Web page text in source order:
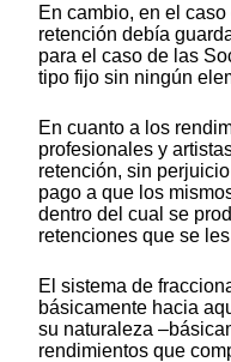
En cambio, en el
retención debía
para el caso de las
tipo fijo sin ningún
En cuanto a los
profesionales y
retención, sin
pago a que los
dentro del cual se
retenciones que se
El sistema de
básicamente hacia
su naturaleza
rendimientos que